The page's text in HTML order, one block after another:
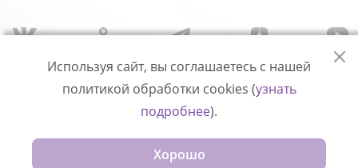
Политика конфиденциальности
© Измени одну жизнь
Используя сайт, вы соглашаетесь с нашей
политикой обработки cookies (узнать
подробнее).
Хорошо